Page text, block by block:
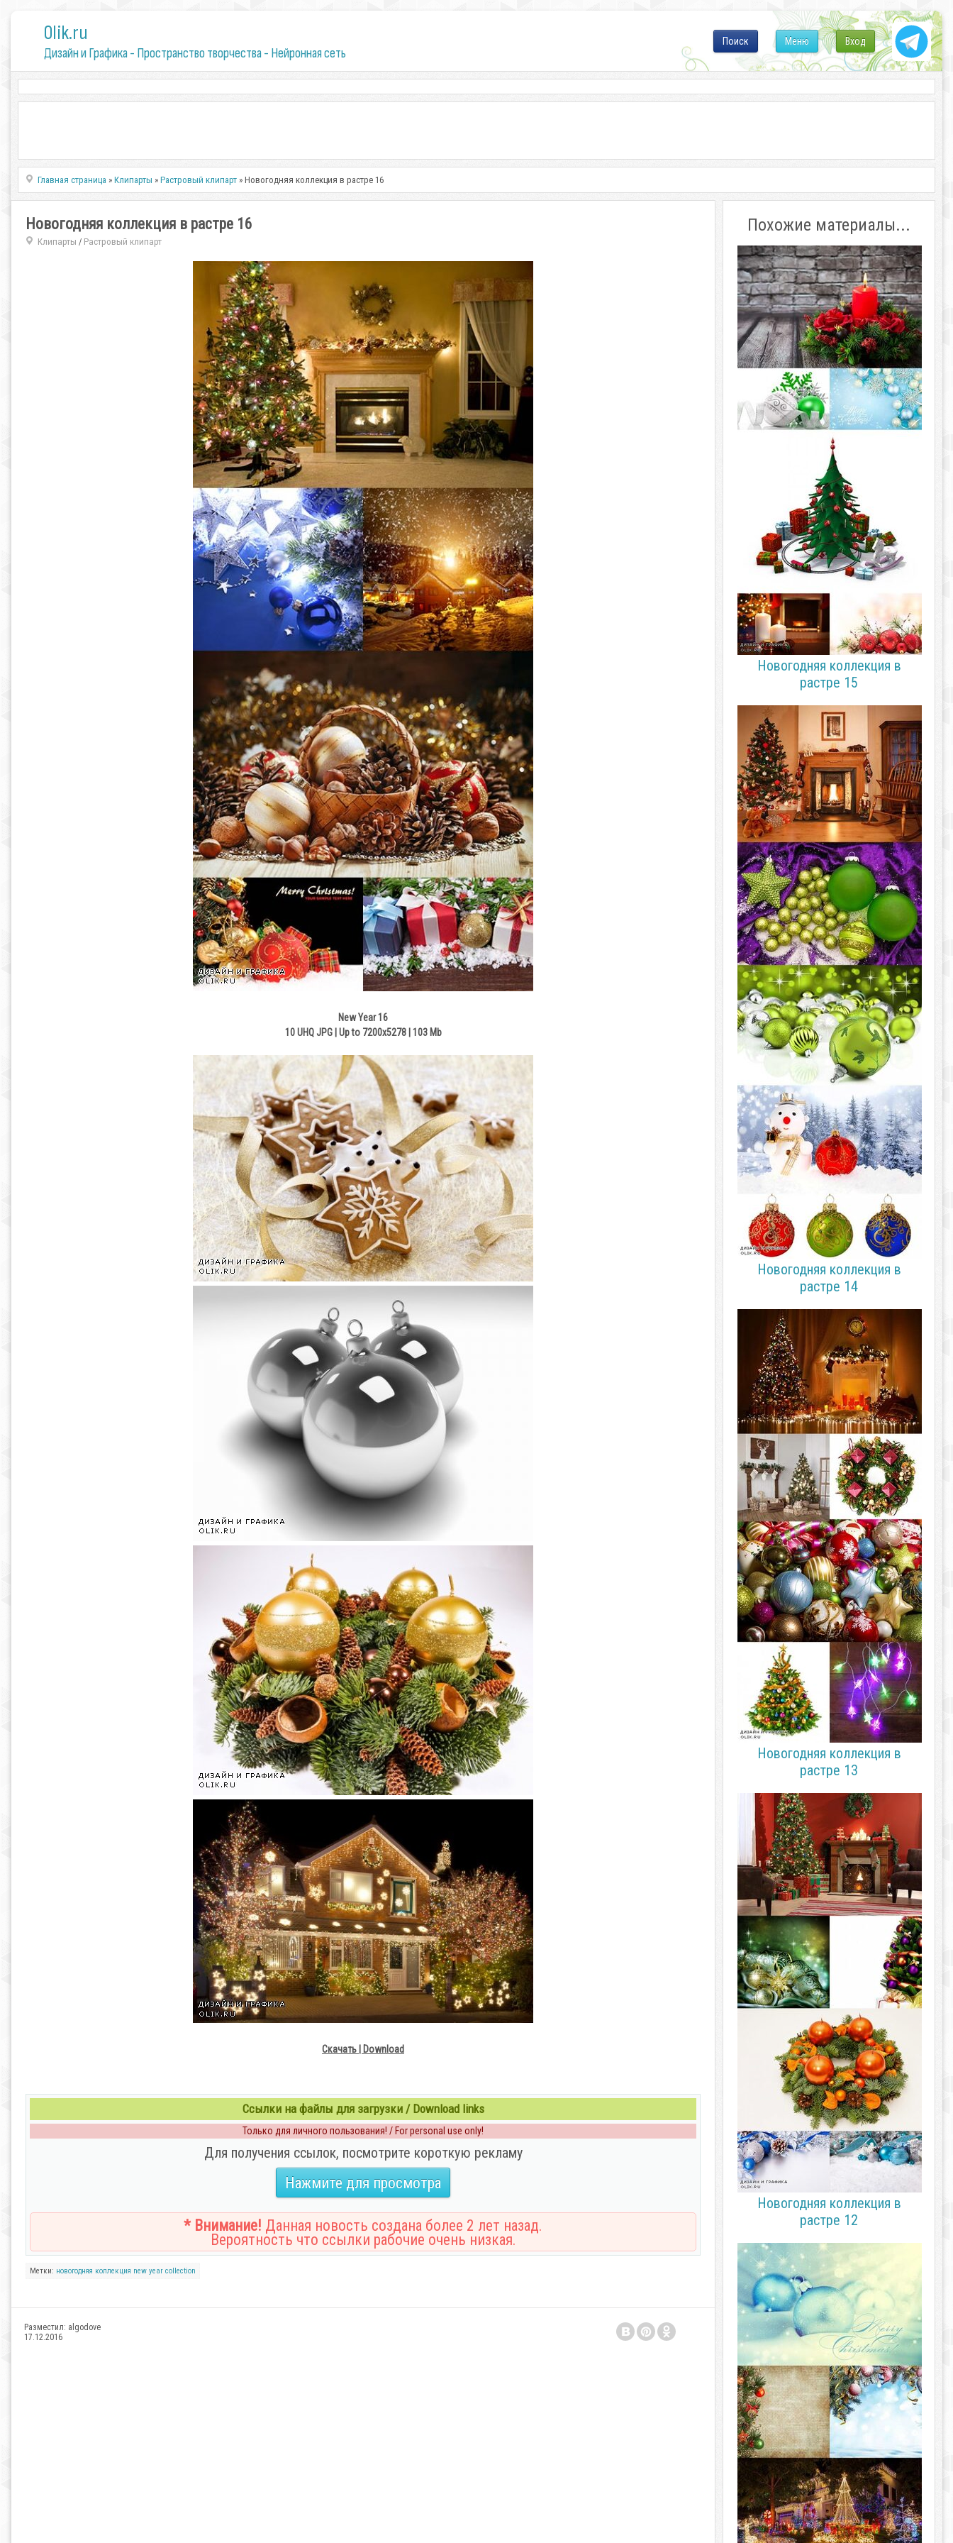
0lik.ru
Дизайн и Графика - Пространство творчества - Нейронная сеть
Вход
Меню
Поиск
Главная страница »Клипарты »Растровый клипарт » Новогодняя коллекция в растре 16
Новогодняя коллекция в растре 16
Клипарты / Растровый клипарт
New Year 16
10 UHQ JPG | Up to 7200x5278 | 103 Mb
Скачать | Download
Ссылки на файлы для загрузки / Download links
Только для личного пользования! / For personal use only!
Для получения ссылок, посмотрите короткую рекламу
Нажмите для просмотра
* Внимание! Данная новость создана более 2 лет назад.
Вероятность что ссылки рабочие очень низкая.
Метки: новогодняя коллекция new year collection
Разместил: algodove
17.12.2016
Похожие материалы...
Новогодняя коллекция в
растре 15
Новогодняя коллекция в
растре 14
Новогодняя коллекция в
растре 13
Новогодняя коллекция в
растре 12